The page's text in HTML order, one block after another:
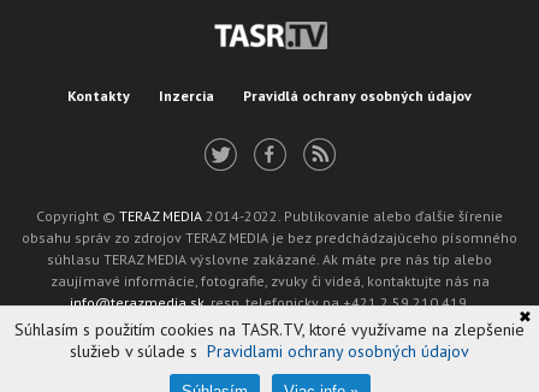
Kontakty Inzercia Pravidlá ochrany osobných údajov
Copyright © TERAZ MEDIA 2014-2022. Publikovanie alebo ďalšie šírenie
obsahu správ zo zdrojov TERAZ MEDIA je bez predchádzajúceho písomného
súhlasu TERAZ MEDIA výslovne zakázané. Ak máte pre nás tip alebo
zaujímavé informácie, fotografie, zvuky či videá, kontaktujte nás na
info@terazmedia.sk, resp. telefonicky na +421 2 59 210 419.
Žiadosť o zverejnenie opravy v zmysle zákona o publikáciách je možné zaslať
na adresu oprava@tasr.sk.
Súhlasím s použitím cookies na TASR.TV, ktoré využívame na zlepšenie
služieb v súlade s Pravidlami ochrany osobných údajov
✖